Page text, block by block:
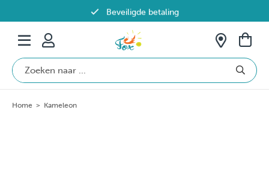
Beveiligde betaling
Gratis verzending vanaf €69 in België
Home > Kameleon